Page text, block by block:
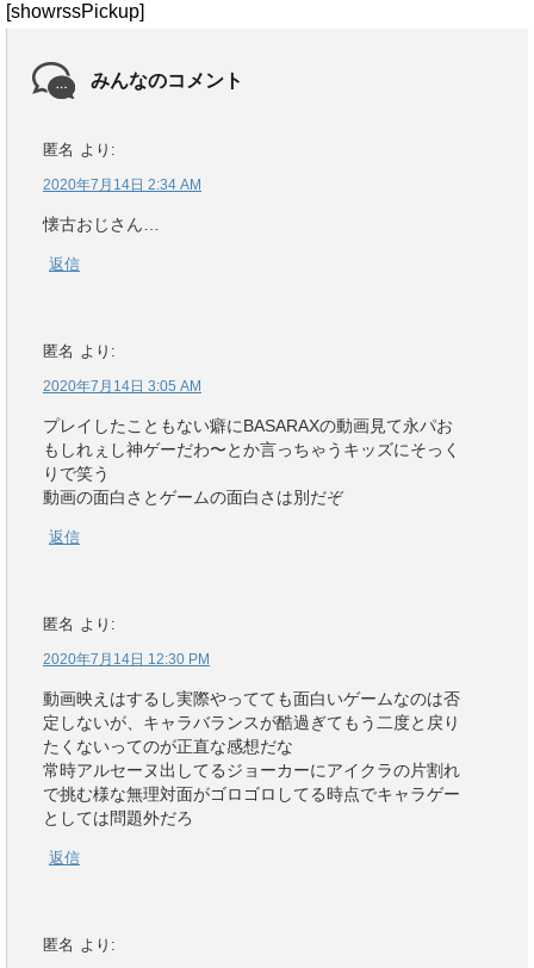
[showrssPickup]
みんなのコメント
匿名 より:
2020年7月14日 2:34 AM
懐古おじさん…
返信
匿名 より:
2020年7月14日 3:05 AM
プレイしたこともない癖にBASARAXの動画見て永パお
もしれぇし神ゲーだわ〜とか言っちゃうキッズにそっく
りで笑う
動画の面白さとゲームの面白さは別だぞ
返信
匿名 より:
2020年7月14日 12:30 PM
動画映えはするし実際やってても面白いゲームなのは否
定しないが、キャラバランスが酷過ぎてもう二度と戻り
たくないってのが正直な感想だな
常時アルセーヌ出してるジョーカーにアイクラの片割れ
で挑む様な無理対面がゴロゴロしてる時点でキャラゲー
としては問題外だろ
返信
匿名 より: